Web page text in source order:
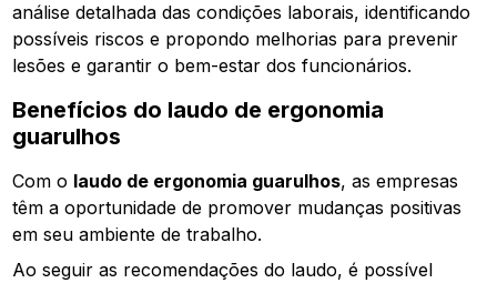
análise detalhada das condições laborais, identificando
possíveis riscos e propondo melhorias para prevenir
lesões e garantir o bem-estar dos funcionários.
Benefícios do laudo de ergonomia
guarulhos
Com o laudo de ergonomia guarulhos, as empresas
têm a oportunidade de promover mudanças positivas
em seu ambiente de trabalho.
Ao seguir as recomendações do laudo, é possível